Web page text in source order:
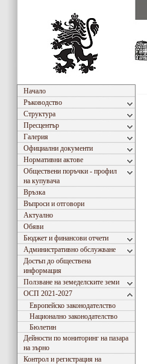
Начало
Ръководство
Структура
Пресцентър
Галерия
Официални документи
Нормативни актове
Обществени поръчки - профил
на купувача
Връзка
Въпроси и отговори
Актуално
Обяви
Бюджет и финансови отчети
Административно обслужване
Достъп до обществена
информация
Ползване на земеделските земи
ОСП 2021-2027
Европейско законодателство
Национално законодателство
Бюлетин
Дейности по мониторинг на пазара
на зърно
Контрол и регистрация на